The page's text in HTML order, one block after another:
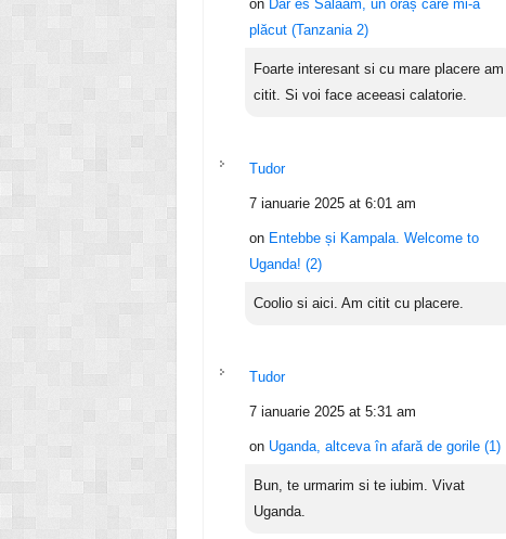
on Dar es Salaam, un oraș care mi-a
plăcut (Tanzania 2)
Foarte interesant si cu mare placere am
citit. Si voi face aceeasi calatorie.
Tudor
7 ianuarie 2025 at 6:01 am
on Entebbe și Kampala. Welcome to
Uganda! (2)
Coolio si aici. Am citit cu placere.
Tudor
7 ianuarie 2025 at 5:31 am
on Uganda, altceva în afară de gorile (1)
Bun, te urmarim si te iubim. Vivat
Uganda.